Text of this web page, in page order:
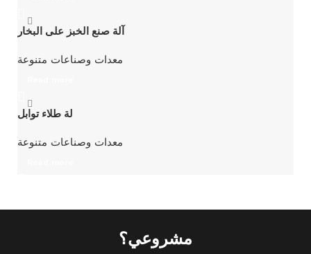
آلة صنع الخبز على البخار
معدات وصناعات متنوعة
لة طلاء توابل
معدات وصناعات متنوعة
مشروعي؟